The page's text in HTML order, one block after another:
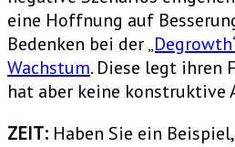
eine Hoffnung auf
Bedenken bei der
Wachstum. Diese legt ihren
hat aber keine konstruktive
ZEIT: Haben Sie ein